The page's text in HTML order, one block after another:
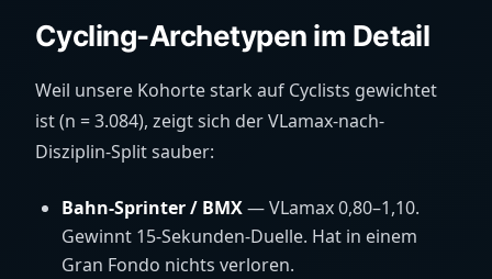
Cycling-Archetypen im Detail
Weil unsere Kohorte stark auf Cyclists gewichtet
ist (n = 3.084), zeigt sich der VLamax-nach-
Disziplin-Split sauber:
Bahn-Sprinter / BMX— VLamax 0,80–1,10.
Gewinnt 15-Sekunden-Duelle. Hat in einem
Gran Fondo nichts verloren.